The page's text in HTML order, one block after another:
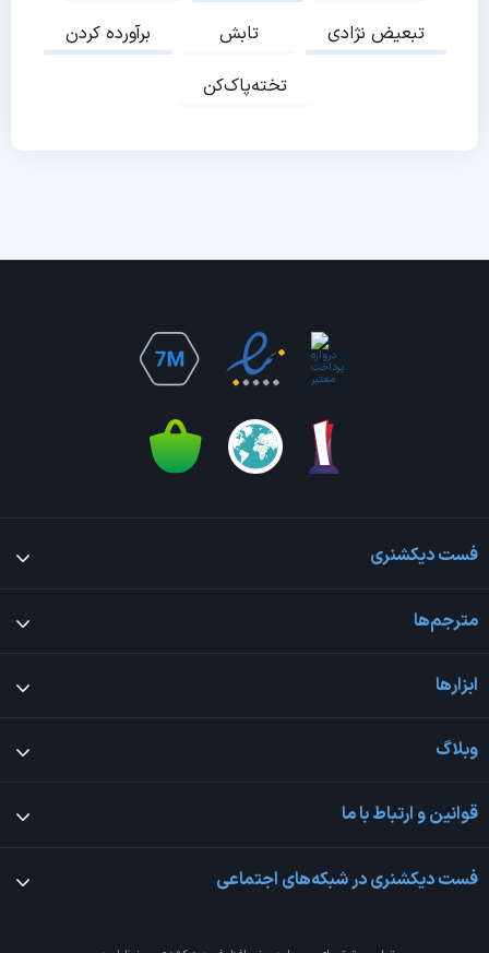
برآورده کردن
تابش
تبعیض نژادی
تخته‌پاک‌کن
فست دیکشنری
مترجم‌ها
ابزارها
وبلاگ
قوانین و ارتباط با ما
فست دیکشنری در شبکه‌های اجتماعی